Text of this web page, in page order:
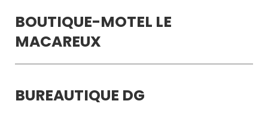
BOUTIQUE-MOTEL LE
MACAREUX
BUREAUTIQUE DG